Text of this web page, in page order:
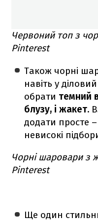
Червоний топ з
Pinterest
Також чорні
навіть у
обрати темний
блузу, і жакет.
додати просте
невисокі
Чорні шаровари з
Pinterest
Ще один